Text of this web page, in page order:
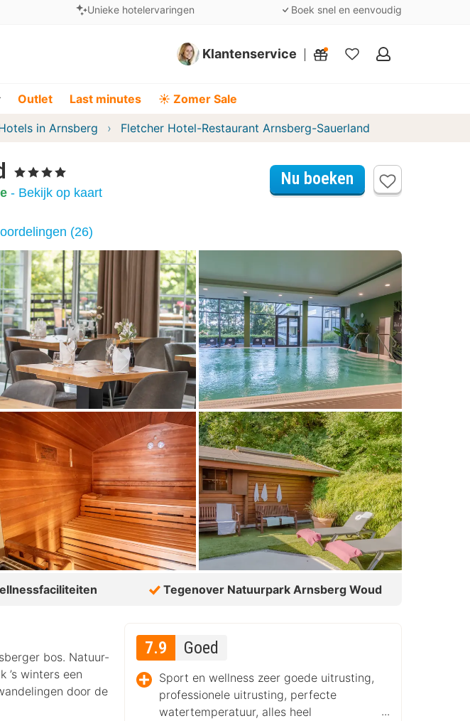
Unieke hotelervaringen Boek snel en eenvoudig
Klantenservice
Mijn
Outlet Last minutes ☀️ Zomer Sale
in Arnsberg Fletcher Hotel-Restaurant Arnsberg-Sauerland
, 4 Sterren
- Bekijk op kaart
Nu boeken
(26)
Tegenover Natuurpark Arnsberg Woud
bos. Natuur-
’s winters een
door de
7.9 Goed
Sport en wellness zeer goede uitrusting,
professionele uitrusting, perfecte
watertemperatuur, alles heel